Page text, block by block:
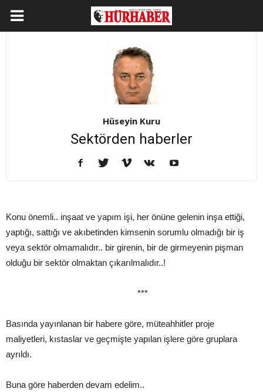
Hüseyin Kuru
Sektörden haberler
Konu önemli.. inşaat ve yapım işi, her önüne gelenin inşa ettiği,
yaptığı, sattığı ve akıbetinden kimsenin sorumlu olmadığı bir iş
veya sektör olmamalıdır.. bir girenin, bir de girmeyenin pişman
olduğu bir sektör olmaktan çıkarılmalıdır..!
***
Basında yayınlanan bir habere göre, müteahhitler proje
maliyetleri, kıstaslar ve geçmişte yapılan işlere göre gruplara
ayrıldı.
Buna göre haberden devam edelim..